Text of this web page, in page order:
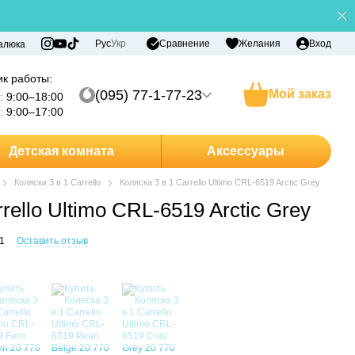
РусУкр Сравнение Желания Вход
работы:
9:00–18:00
9:00–17:00
(095) 77-1-77-23 Мой заказ
Детская комната Аксессуары
Коляски 3 в 1 Carrello Коляска 3 в 1 Carrello Ultimo CRL-6519 Arctic Grey
Ultimo CRL-6519 Arctic Grey
Оставить отзыв